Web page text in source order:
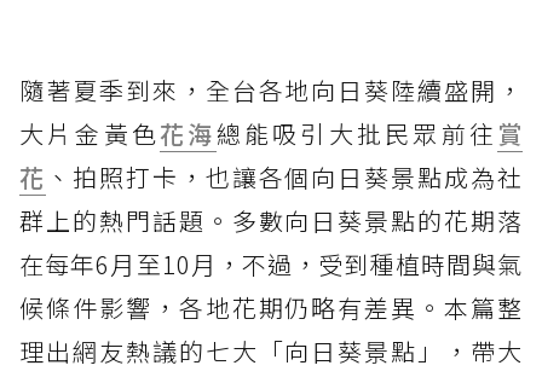
隨著夏季到來，全台各地向日葵陸續盛開，
大片金黃色花海總能吸引大批民眾前往 賞
花 、拍照打卡，也讓各個向日葵景點成為社
群上的熱門話題。多數向日葵景點的花期落
在每年6月至10月，不過，受到種植時間與氣
候條件影響，各地花期仍略有差異。本篇整
理出網友熱議的七大「向日葵景點」，帶大